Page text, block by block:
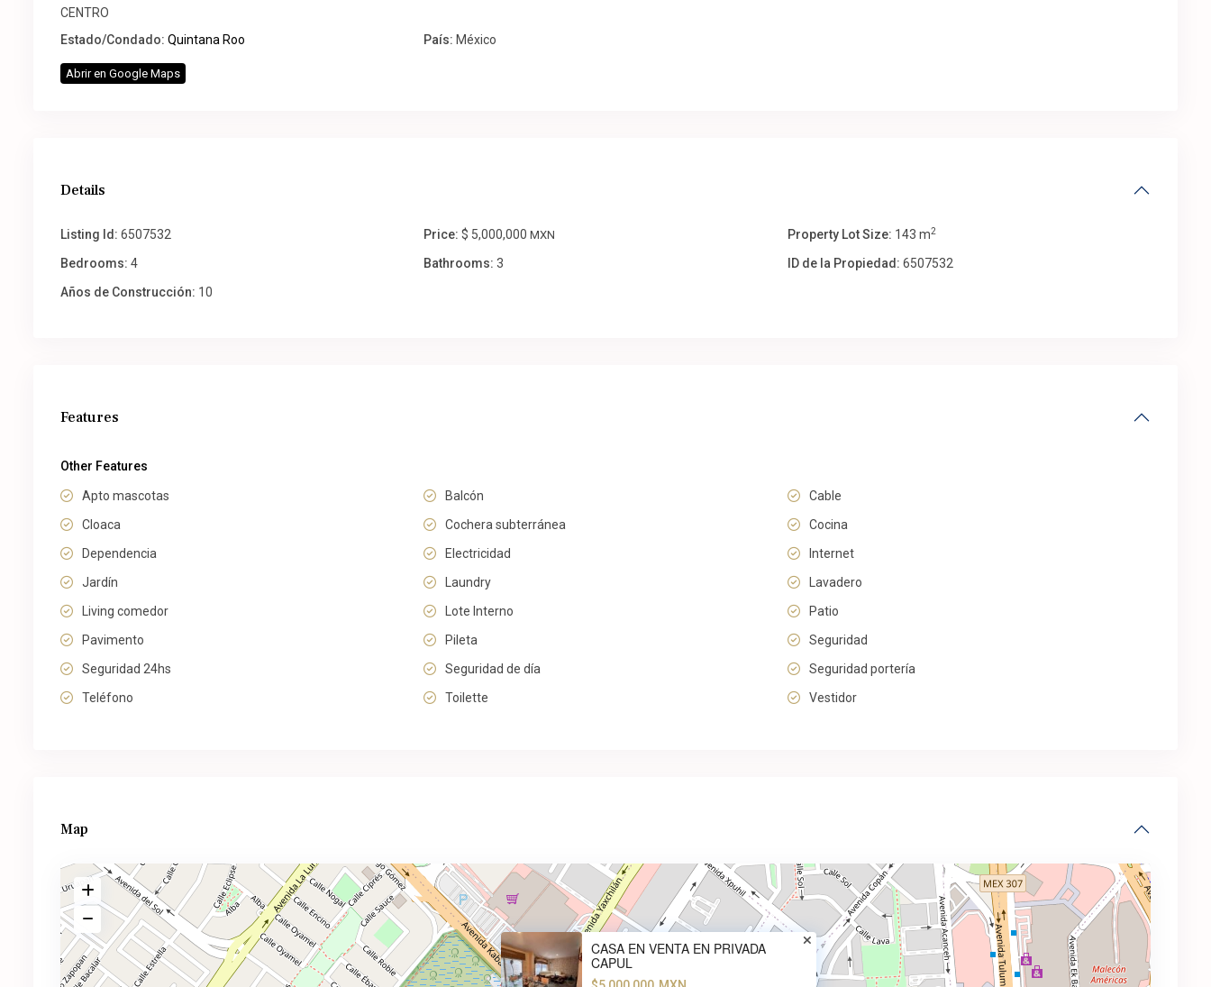
CENTRO
Estado/Condado: Quintana Roo País: México
Abrir en Google Maps
Details
Listing Id: 6507532 Price: $ 5,000,000MXN Property Lot Size: 143 m2
Bedrooms: 4 Bathrooms: 3 ID de la Propiedad: 6507532
Años de Construcción: 10
Features
Other Features
Apto mascotas Balcón
Cable
Cloaca
Cochera subterránea
Cocina
Dependencia
Electricidad
Internet
Jardín
Laundry
Lavadero
Living comedor
Lote Interno
Patio
Pavimento
Pileta
Seguridad
Seguridad 24hs
Seguridad de día
Seguridad portería
Teléfono
Toilette Vestidor
Map
CASA EN VENTA EN PRIVADA
CAPUL